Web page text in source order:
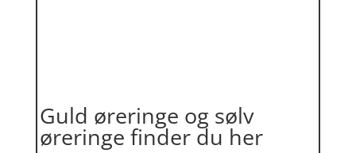
Guld øreringe og sølv
øreringe finder du her